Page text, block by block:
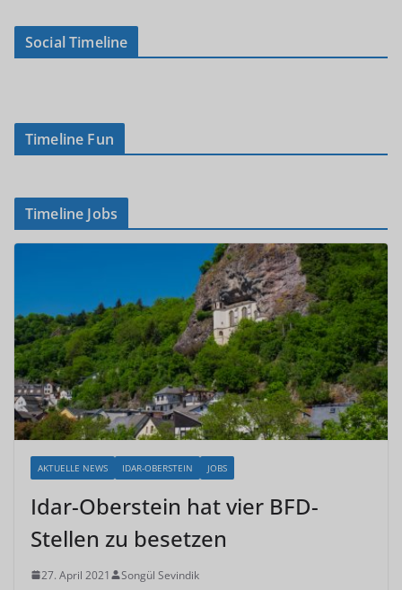
Social Timeline
Timeline Fun
Timeline Jobs
AKTUELLE NEWS IDAR-OBERSTEIN JOBS
Idar-Oberstein hat vier BFD-
Stellen zu besetzen
27. April 2021 Songül Sevindik